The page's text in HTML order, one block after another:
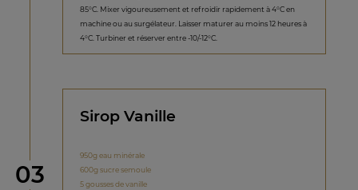
85°C. Mixer vigoureusement et refroidir rapidement à 4°C en
machine ou au surgélateur. Laisser maturer au moins 12 heures à
4°C. Turbiner et réserver entre -10/-12°C.
étape
03
Sirop Vanille
950g eau minérale
600g sucre semoule
5 gousses de vanille